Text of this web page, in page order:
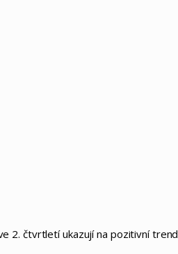
2. čtvrtletí ukazují na pozitivní trend